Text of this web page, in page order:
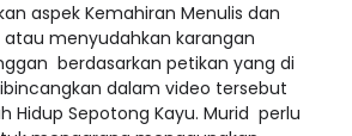
aspek Kemahiran Menulis dan
menyudahkan karangan
berdasarkan petikan yang di
dalam video tersebut
Hidup Sepotong Kayu. Murid perlu